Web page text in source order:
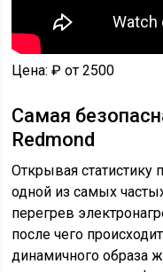
Цена: ₽ от 2500
Самая
Redmond
Открывая статистику
одной из самых
перегрев
после чего
динамичного образа